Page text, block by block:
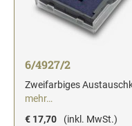
6/4927/2
Zweifarbiges
mehr…
€ 17,70
(inkl. MwSt.)